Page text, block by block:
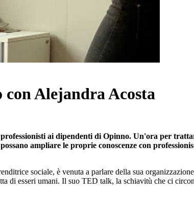
Alejandra Acosta
ai dipendenti di Opinno. Un'ora per
ampliare le proprie conoscenze con
sociale, è venuta a parlare della sua
di esseri umani. Il suo TED talk, la schiavitù che ci